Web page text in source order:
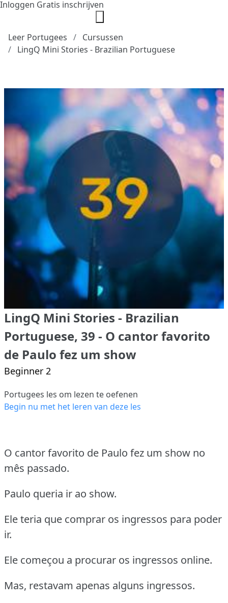
Inloggen Gratis inschrijven
Leer Portugees
Cursussen
LingQ Mini Stories - Brazilian Portuguese
LingQ Mini Stories - Brazilian
Portuguese, 39 - O cantor favorito
de Paulo fez um show
Beginner 2
Portugees les om lezen te oefenen
Begin nu met het leren van deze les
O cantor favorito de Paulo fez um show no
mês passado.
Paulo queria ir ao show.
Ele teria que comprar os ingressos para poder
ir.
Ele começou a procurar os ingressos online.
Mas, restavam apenas alguns ingressos.